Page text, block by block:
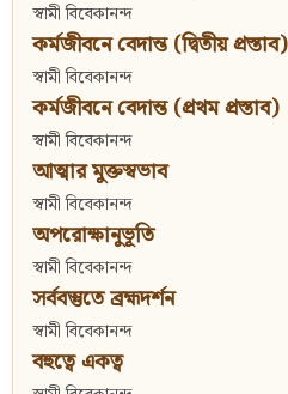
স্বামী বিবেকানন্দ
কর্মজীবনে বেদান্ত (দ্বিতীয় প্রস্তাব)
স্বামী বিবেকানন্দ
কর্মজীবনে বেদান্ত (প্রথম প্রস্তাব)
স্বামী বিবেকানন্দ
আত্মার মুক্তস্বভাব
স্বামী বিবেকানন্দ
অপরোক্ষানুভূতি
স্বামী বিবেকানন্দ
সর্ববস্তুতে ব্রহ্মদর্শন
স্বামী বিবেকানন্দ
বহুত্বে একত্ব